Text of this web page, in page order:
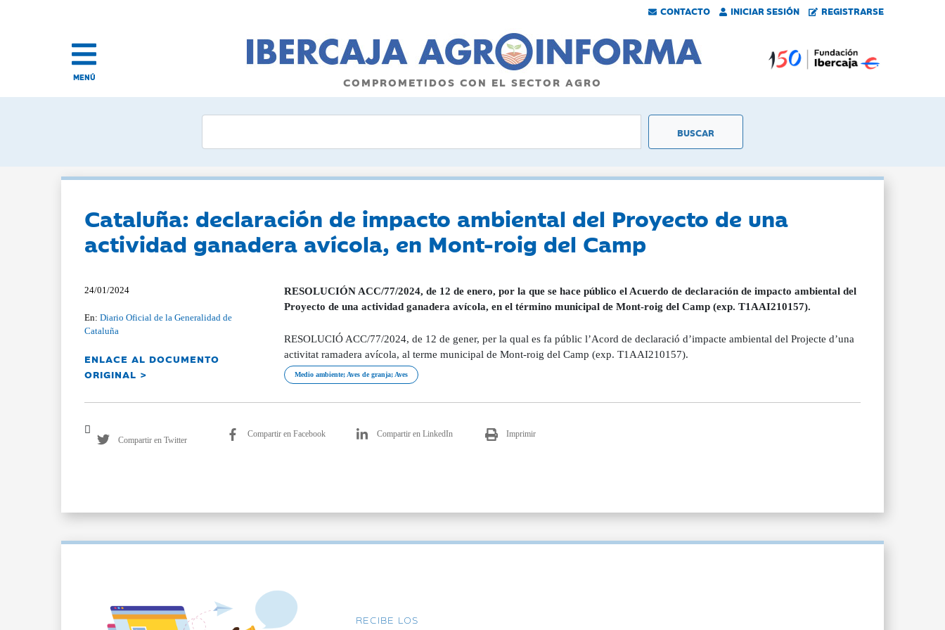
CONTACTO INICIAR SESIÓN REGISTRARSE
MENÚ COMPROMETIDOS CON EL SECTOR AGRO
Cataluña: declaración de impacto ambiental del Proyecto de una
actividad ganadera avícola, en Mont-roig del Camp
24/01/2024
En:Diario Oficial de la Generalidad de
Cataluña
ENLACE AL DOCUMENTO
ORIGINAL >
RESOLUCIÓN ACC/77/2024, de 12 de enero, por la que se hace público el Acuerdo de declaración de impacto ambiental del
Proyecto de una actividad ganadera avícola, en el término municipal de Mont-roig del Camp (exp. T1AAI210157).
RESOLUCIÓ ACC/77/2024, de 12 de gener, per la qual es fa públic l’Acord de declaració d’impacte ambiental del Projecte d’una
activitat ramadera avícola, al terme municipal de Mont-roig del Camp (exp. T1AAI210157).
Medio ambiente; Aves de granja; Aves
Compartir en Twitter
Compartir en Facebook Compartir en LinkedIn Imprimir
RECIBE LOS